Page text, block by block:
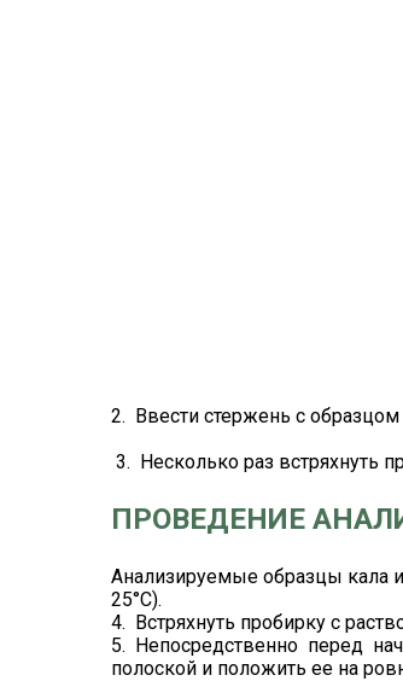
2. Ввести стержень с
3. Несколько раз встряхнуть
ПРОВЕДЕНИЕ
Анализируемые образцы кала
25°С).
4. Встряхнуть пробирку с
5. Непосредственно перед
полоской и положить ее на